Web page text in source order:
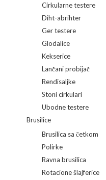
Cirkularne testere
Diht-abrihter
Ger testere
Glodalice
Kekserice
Lančani probijač
Rendisaljke
Stoni cirkulari
Ubodne testere
Brusilice
Brusilica sa četkom
Polirke
Ravna brusilica
Rotacione šlajferice